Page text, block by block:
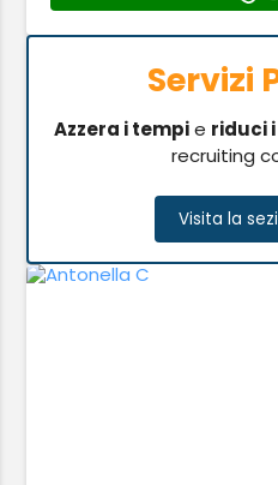
Servizi
Azzera i tempie riduci
recruiting
Visita la